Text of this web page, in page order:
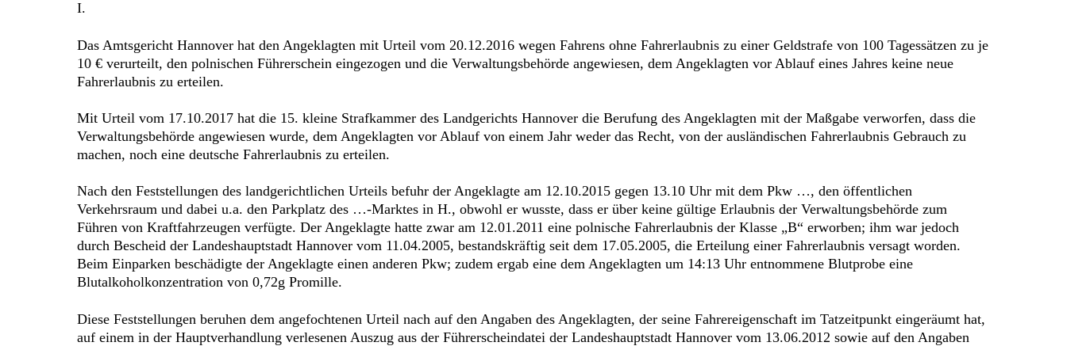
I.
Das Amtsgericht Hannover hat den Angeklagten mit Urteil vom 20.12.2016 wegen Fahrens ohne Fahrerlaubnis zu einer Geldstrafe von 100 Tagessätzen zu je
10 € verurteilt, den polnischen Führerschein eingezogen und die Verwaltungsbehörde angewiesen, dem Angeklagten vor Ablauf eines Jahres keine neue
Fahrerlaubnis zu erteilen.
Mit Urteil vom 17.10.2017 hat die 15. kleine Strafkammer des Landgerichts Hannover die Berufung des Angeklagten mit der Maßgabe verworfen, dass die
Verwaltungsbehörde angewiesen wurde, dem Angeklagten vor Ablauf von einem Jahr weder das Recht, von der ausländischen Fahrerlaubnis Gebrauch zu
machen, noch eine deutsche Fahrerlaubnis zu erteilen.
Nach den Feststellungen des landgerichtlichen Urteils befuhr der Angeklagte am 12.10.2015 gegen 13.10 Uhr mit dem Pkw …, den öffentlichen
Verkehrsraum und dabei u.a. den Parkplatz des …-Marktes in H., obwohl er wusste, dass er über keine gültige Erlaubnis der Verwaltungsbehörde zum
Führen von Kraftfahrzeugen verfügte. Der Angeklagte hatte zwar am 12.01.2011 eine polnische Fahrerlaubnis der Klasse „B“ erworben; ihm war jedoch
durch Bescheid der Landeshauptstadt Hannover vom 11.04.2005, bestandskräftig seit dem 17.05.2005, die Erteilung einer Fahrerlaubnis versagt worden.
Beim Einparken beschädigte der Angeklagte einen anderen Pkw; zudem ergab eine dem Angeklagten um 14:13 Uhr entnommene Blutprobe eine
Blutalkoholkonzentration von 0,72g Promille.
Diese Feststellungen beruhen dem angefochtenen Urteil nach auf den Angaben des Angeklagten, der seine Fahrereigenschaft im Tatzeitpunkt eingeräumt hat,
auf einem in der Hauptverhandlung verlesenen Auszug aus der Führerscheindatei der Landeshauptstadt Hannover vom 13.06.2012 sowie auf den Angaben